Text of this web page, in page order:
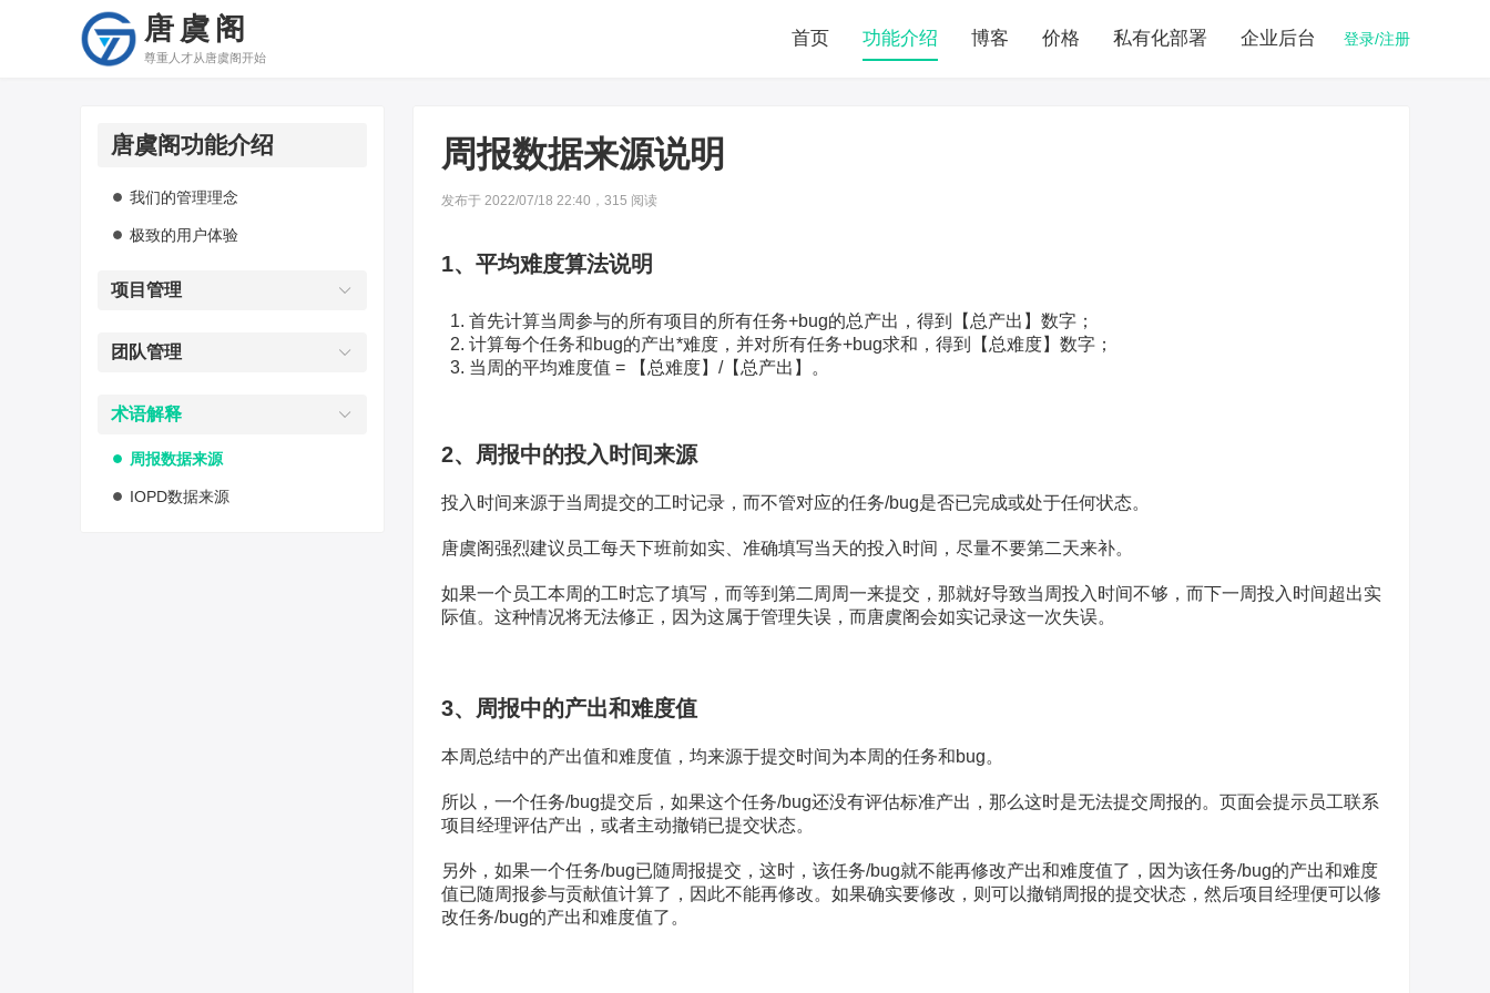
唐虞阁
尊重人才从唐虞阁开始
首页 功能介绍 博客 价格 私有化部署 企业后台 登录/注册
唐虞阁功能介绍
我们的管理理念
极致的用户体验
项目管理
团队管理
术语解释
周报数据来源
IOPD数据来源
周报数据来源说明
发布于 2022/07/18 22:40， 315 阅读
1、平均难度算法说明
首先计算当周参与的所有项目的所有任务+bug的总产出，得到【总产出】数字；
计算每个任务和bug的产出*难度，并对所有任务+bug求和，得到【总难度】数字；
当周的平均难度值 = 【总难度】/【总产出】。
2、周报中的投入时间来源
投入时间来源于当周提交的工时记录，而不管对应的任务/bug是否已完成或处于任何状态。
唐虞阁强烈建议员工每天下班前如实、准确填写当天的投入时间，尽量不要第二天来补。
如果一个员工本周的工时忘了填写，而等到第二周周一来提交，那就好导致当周投入时间不够，而下一周投入时间超出实
际值。这种情况将无法修正，因为这属于管理失误，而唐虞阁会如实记录这一次失误。
3、周报中的产出和难度值
本周总结中的产出值和难度值，均来源于提交时间为本周的任务和bug。
所以，一个任务/bug提交后，如果这个任务/bug还没有评估标准产出，那么这时是无法提交周报的。页面会提示员工联系
项目经理评估产出，或者主动撤销已提交状态。
另外，如果一个任务/bug已随周报提交，这时，该任务/bug就不能再修改产出和难度值了，因为该任务/bug的产出和难度
值已随周报参与贡献值计算了，因此不能再修改。如果确实要修改，则可以撤销周报的提交状态，然后项目经理便可以修
改任务/bug的产出和难度值了。